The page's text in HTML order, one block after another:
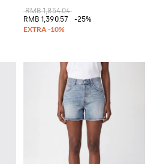
RMB 1,854.04
RMB 1,390.57
-25%